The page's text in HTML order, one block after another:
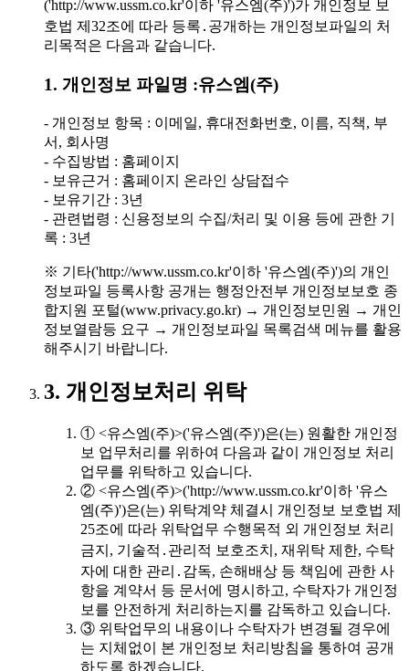
('http://www.ussm.co.kr'이하 '유스엠(주)')가 개인정보 보
호법 제32조에 따라 등록․공개하는 개인정보파일의 처
리목적은 다음과 같습니다.
1. 개인정보 파일명 :유스엠(주)
- 개인정보 항목 : 이메일, 휴대전화번호, 이름, 직책, 부
서, 회사명
- 수집방법 : 홈페이지
- 보유근거 : 홈페이지 온라인 상담접수
- 보유기간 : 3년
- 관련법령 : 신용정보의 수집/처리 및 이용 등에 관한 기
록 : 3년
※ 기타('http://www.ussm.co.kr'이하 '유스엠(주)')의 개인
정보파일 등록사항 공개는 행정안전부 개인정보보호 종
합지원 포털(www.privacy.go.kr) → 개인정보민원 → 개인
정보열람등 요구 → 개인정보파일 목록검색 메뉴를 활용
해주시기 바랍니다.
3. 개인정보처리 위탁
① <유스엠(주)>('유스엠(주)')은(는) 원활한 개인정
보 업무처리를 위하여 다음과 같이 개인정보 처리
업무를 위탁하고 있습니다.
② <유스엠(주)>('http://www.ussm.co.kr'이하 '유스
엠(주)')은(는) 위탁계약 체결시 개인정보 보호법 제
25조에 따라 위탁업무 수행목적 외 개인정보 처리
금지, 기술적․관리적 보호조치, 재위탁 제한, 수탁
자에 대한 관리․감독, 손해배상 등 책임에 관한 사
항을 계약서 등 문서에 명시하고, 수탁자가 개인정
보를 안전하게 처리하는지를 감독하고 있습니다.
③ 위탁업무의 내용이나 수탁자가 변경될 경우에
는 지체없이 본 개인정보 처리방침을 통하여 공개
하도록 하겠습니다.